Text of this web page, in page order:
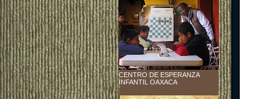
CENTRO DE ESPERANZA
INFANTIL OAXACA